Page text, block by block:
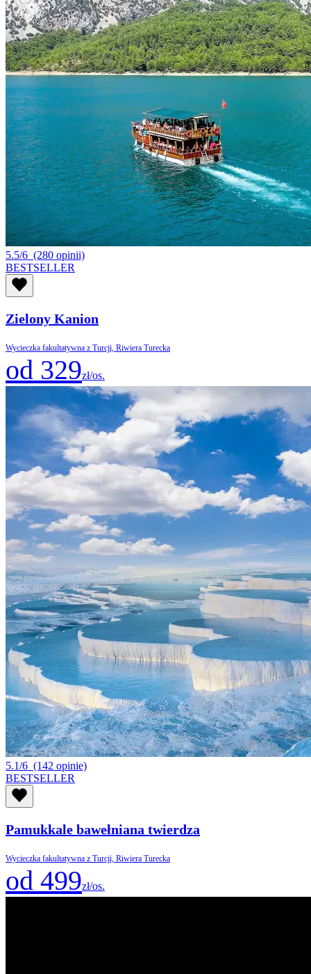
5.5/6 (280 opinii)
BESTSELLER
Zielony Kanion
Wycieczka fakultatywna z Turcji, Riwiera Turecka
od 329zł/os.
5.1/6 (142 opinie)
BESTSELLER
Pamukkale bawełniana twierdza
Wycieczka fakultatywna z Turcji, Riwiera Turecka
od 499zł/os.